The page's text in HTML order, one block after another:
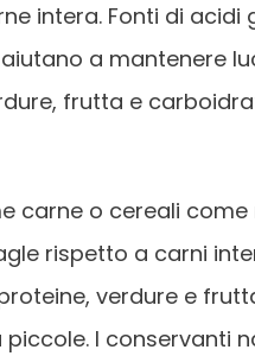
intera. Fonti di acidi
a mantenere
frutta e
carne o cereali
rispetto a carni
verdure e
I conservanti